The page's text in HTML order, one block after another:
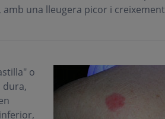
una lleugera picor i creixement
o
dura,